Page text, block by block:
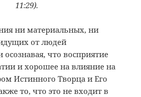
11:29).
ни материальных, ни
от людей
осознавая, что восприятие
и хорошее на влияние на
Истинного Творца и Его
то, что это не входит в